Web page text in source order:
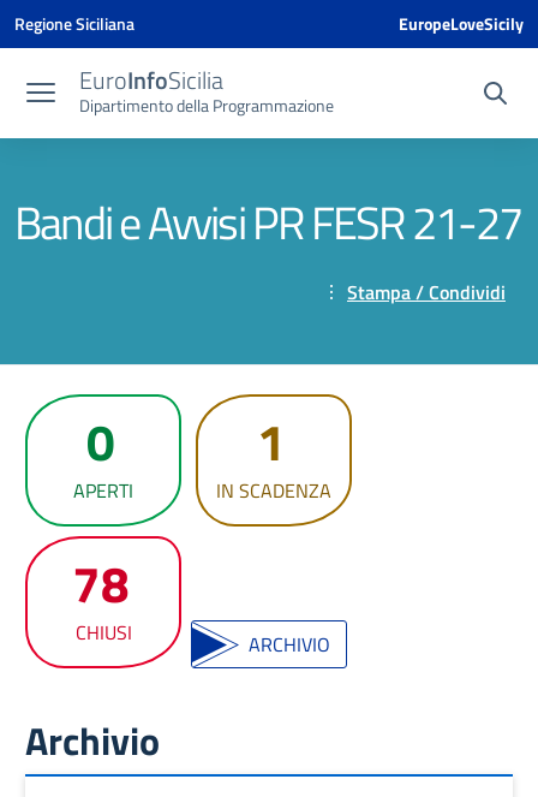
Vai ai contenuti
Vai al menu di navigazione
Vai al footer
Vai al banner delle Cookie Policy
Regione Siciliana EuropeLoveSicily
EuroInfoSicilia
Dipartimento della Programmazione
Bandi e Avvisi PR FESR 21-27
Stampa / Condividi
0
APERTI
1
IN SCADENZA
78
CHIUSI ARCHIVIO
Archivio